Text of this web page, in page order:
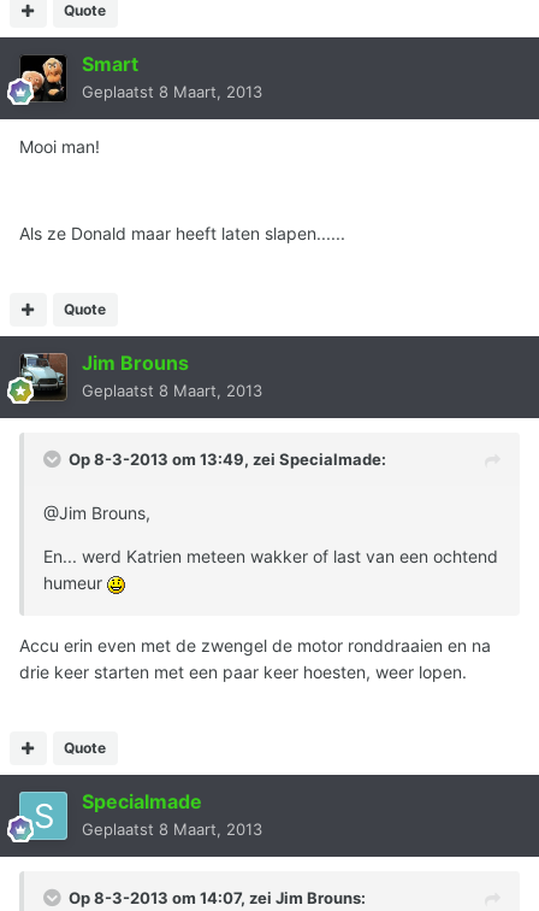
Quote
Smart
Geplaatst 8 Maart, 2013
Mooi man!
Als ze Donald maar heeft laten slapen......
Quote
Jim Brouns
Geplaatst 8 Maart, 2013
Op 8-3-2013 om 13:49, zei Specialmade:
@Jim Brouns,
En... werd Katrien meteen wakker of last van een ochtend
humeur
Accu erin even met de zwengel de motor ronddraaien en na
drie keer starten met een paar keer hoesten, weer lopen.
Quote
Specialmade
Geplaatst 8 Maart, 2013
Op 8-3-2013 om 14:07, zei Jim Brouns: